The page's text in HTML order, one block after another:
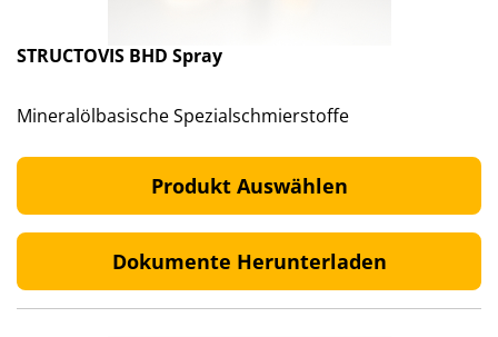
STRUCTOVIS BHD Spray
Mineralölbasische Spezialschmierstoffe
Produkt Auswählen
Dokumente Herunterladen